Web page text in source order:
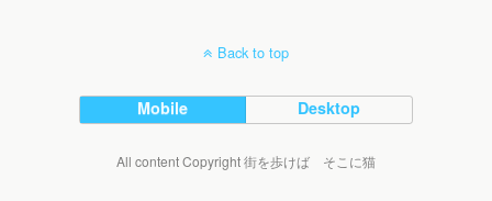
Back to top
Mobile Desktop
All content Copyright 街を歩けば そこに猫